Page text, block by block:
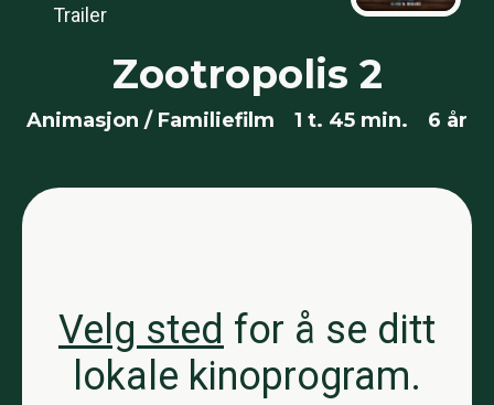
Trailer
Zootropolis 2
Animasjon / Familiefilm 1 t. 45 min. 6 år
Velg sted for å se ditt
lokale kinoprogram.